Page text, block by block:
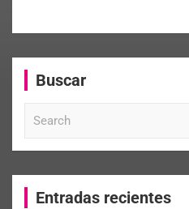
Buscar
c
Entradas recientes